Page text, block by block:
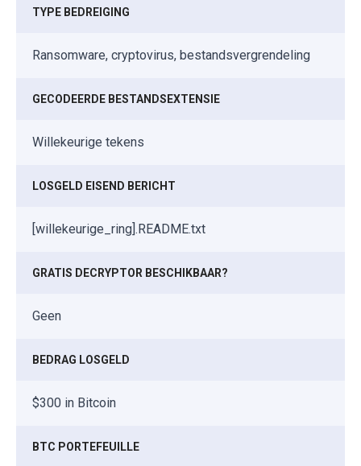
TYPE BEDREIGING
Ransomware, cryptovirus, bestandsvergrendeling
GECODEERDE BESTANDSEXTENSIE
Willekeurige tekens
LOSGELD EISEND BERICHT
[willekeurige_ring].README.txt
GRATIS DECRYPTOR BESCHIKBAAR?
Geen
BEDRAG LOSGELD
$300 in Bitcoin
BTC PORTEFEUILLE